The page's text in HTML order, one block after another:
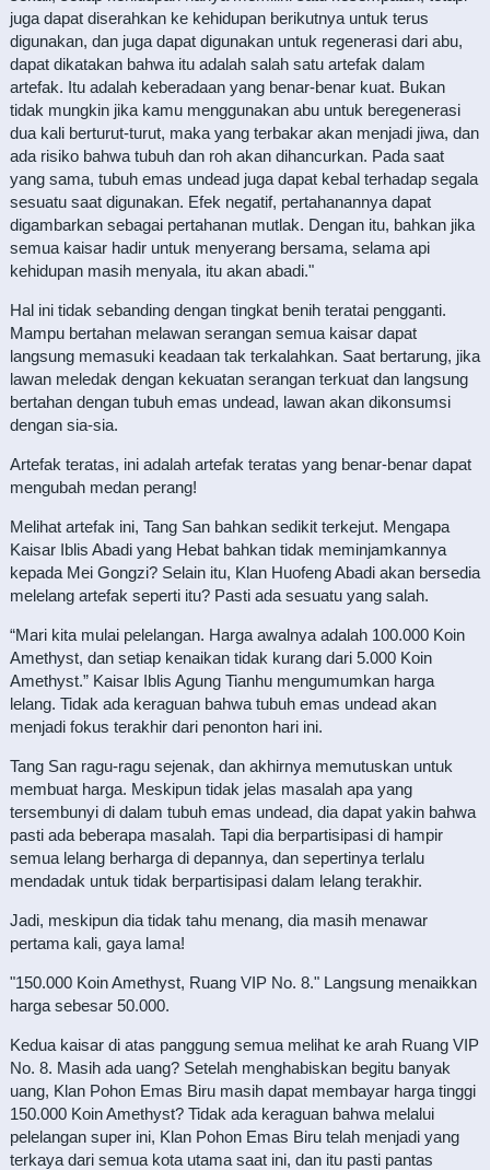
juga dapat diserahkan ke kehidupan berikutnya untuk terus
digunakan, dan juga dapat digunakan untuk regenerasi dari abu,
dapat dikatakan bahwa itu adalah salah satu artefak dalam
artefak. Itu adalah keberadaan yang benar-benar kuat. Bukan
tidak mungkin jika kamu menggunakan abu untuk beregenerasi
dua kali berturut-turut, maka yang terbakar akan menjadi jiwa, dan
ada risiko bahwa tubuh dan roh akan dihancurkan. Pada saat
yang sama, tubuh emas undead juga dapat kebal terhadap segala
sesuatu saat digunakan. Efek negatif, pertahanannya dapat
digambarkan sebagai pertahanan mutlak. Dengan itu, bahkan jika
semua kaisar hadir untuk menyerang bersama, selama api
kehidupan masih menyala, itu akan abadi."
Hal ini tidak sebanding dengan tingkat benih teratai pengganti.
Mampu bertahan melawan serangan semua kaisar dapat
langsung memasuki keadaan tak terkalahkan. Saat bertarung, jika
lawan meledak dengan kekuatan serangan terkuat dan langsung
bertahan dengan tubuh emas undead, lawan akan dikonsumsi
dengan sia-sia.
Artefak teratas, ini adalah artefak teratas yang benar-benar dapat
mengubah medan perang!
Melihat artefak ini, Tang San bahkan sedikit terkejut. Mengapa
Kaisar Iblis Abadi yang Hebat bahkan tidak meminjamkannya
kepada Mei Gongzi? Selain itu, Klan Huofeng Abadi akan bersedia
melelang artefak seperti itu? Pasti ada sesuatu yang salah.
“Mari kita mulai pelelangan. Harga awalnya adalah 100.000 Koin
Amethyst, dan setiap kenaikan tidak kurang dari 5.000 Koin
Amethyst.” Kaisar Iblis Agung Tianhu mengumumkan harga
lelang. Tidak ada keraguan bahwa tubuh emas undead akan
menjadi fokus terakhir dari penonton hari ini.
Tang San ragu-ragu sejenak, dan akhirnya memutuskan untuk
membuat harga. Meskipun tidak jelas masalah apa yang
tersembunyi di dalam tubuh emas undead, dia dapat yakin bahwa
pasti ada beberapa masalah. Tapi dia berpartisipasi di hampir
semua lelang berharga di depannya, dan sepertinya terlalu
mendadak untuk tidak berpartisipasi dalam lelang terakhir.
Jadi, meskipun dia tidak tahu menang, dia masih menawar
pertama kali, gaya lama!
"150.000 Koin Amethyst, Ruang VIP No. 8." Langsung menaikkan
harga sebesar 50.000.
Kedua kaisar di atas panggung semua melihat ke arah Ruang VIP
No. 8. Masih ada uang? Setelah menghabiskan begitu banyak
uang, Klan Pohon Emas Biru masih dapat membayar harga tinggi
150.000 Koin Amethyst? Tidak ada keraguan bahwa melalui
pelelangan super ini, Klan Pohon Emas Biru telah menjadi yang
terkaya dari semua kota utama saat ini, dan itu pasti pantas